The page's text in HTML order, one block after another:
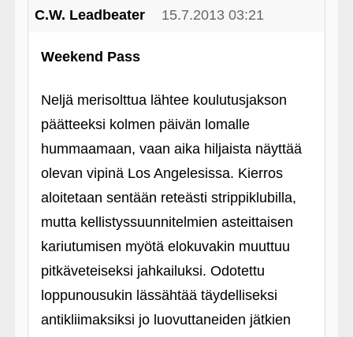
C.W. Leadbeater 15.7.2013 03:21
Weekend Pass
Neljä merisolttua lähtee koulutusjakson
päätteeksi kolmen päivän lomalle
hummaamaan, vaan aika hiljaista näyttää
olevan vipinä Los Angelesissa. Kierros
aloitetaan sentään reteästi strippiklubilla,
mutta kellistyssuunnitelmien asteittaisen
kariutumisen myötä elokuvakin muuttuu
pitkäveteiseksi jahkailuksi. Odotettu
loppunousukin lässähtää täydelliseksi
antikliimaksiksi jo luovuttaneiden jätkien